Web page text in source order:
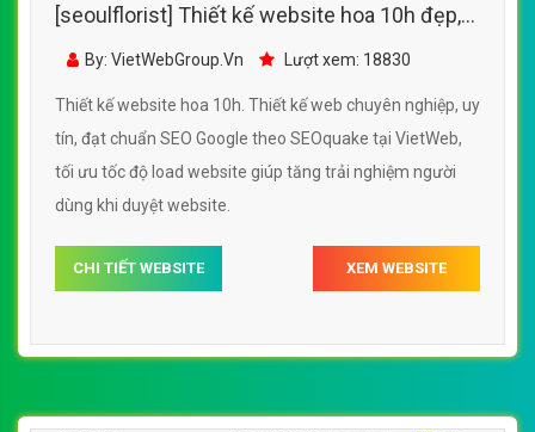
[seoulflorist] Thiết kế website hoa 10h đẹp,
chuyên nghiệp chuẩn SEO
By: VietWebGroup.Vn Lượt xem: 18830
Thiết kế website hoa 10h. Thiết kế web chuyên nghiệp, uy
tín, đạt chuẩn SEO Google theo SEOquake tại VietWeb,
tối ưu tốc độ load website giúp tăng trải nghiệm người
dùng khi duyệt website.
CHI TIẾT WEBSITE XEM WEBSITE